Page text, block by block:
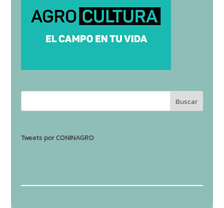
Tweets por CONINAGRO